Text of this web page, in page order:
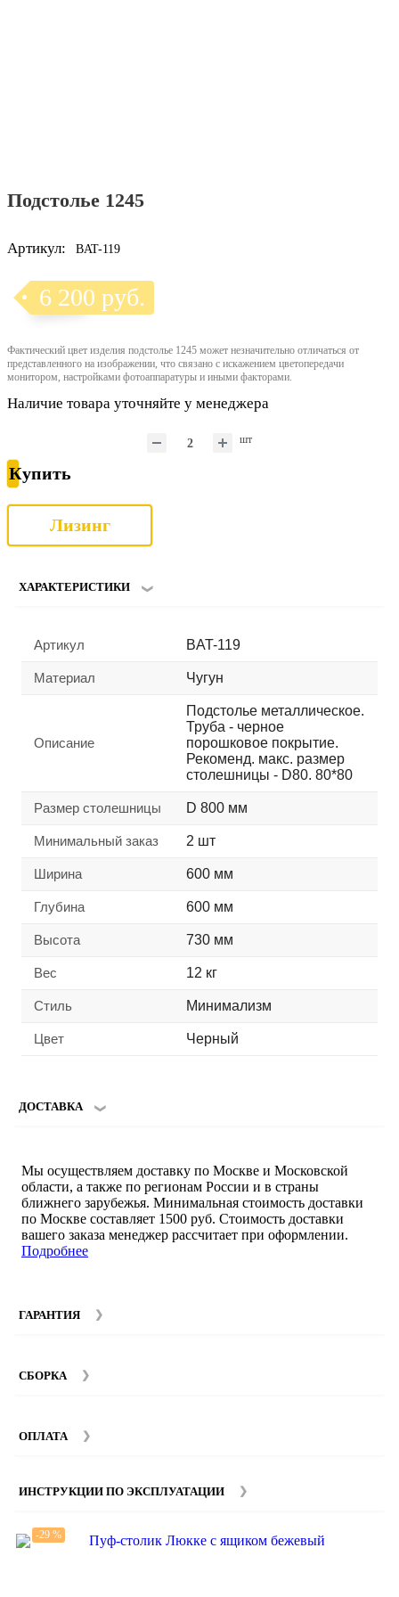
Подстолье 1245
Артикул: BAT-119
6 200 руб.
Фактический цвет изделия подстолье 1245 может незначительно отличаться от
представленного на изображении, что связано с искажением цветопередачи
монитором, настройками фотоаппаратуры и иными факторами.
Наличие товара уточняйте у менеджера
шт
Купить
Лизинг
ХАРАКТЕРИСТИКИ
Артикул BAT-119
Материал Чугун
Описание
Подстолье металлическое.
Труба - черное
порошковое покрытие.
Рекоменд. макс. размер
столешницы - D80. 80*80
Размер столешницы D 800 мм
Минимальный заказ 2 шт
Ширина 600 мм
Глубина 600 мм
Высота 730 мм
Вес 12 кг
Стиль Минимализм
Цвет Черный
ДОСТАВКА
Мы осуществляем доставку по Москве и Московской
области, а также по регионам России и в страны
ближнего зарубежья. Минимальная стоимость доставки
по Москве составляет 1500 руб. Стоимость доставки
вашего заказа менеджер рассчитает при оформлении.
Подробнее
ГАРАНТИЯ
составляет 12 месяцев с момента покупки при
СБОРКА
Стоимость сборки зависит от количества и моделей
ОПЛАТА
ИНСТРУКЦИИ ПО ЭКСПЛУАТАЦИИ
-29 %